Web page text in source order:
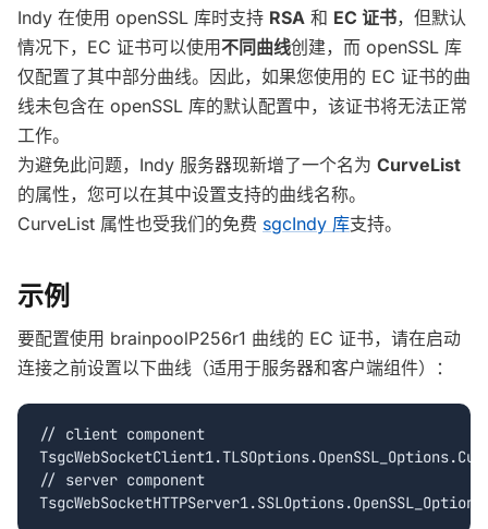
Indy 在使用 openSSL 库时支持 RSA 和 EC 证书，但默认
情况下，EC 证书可以使用不同曲线创建，而 openSSL 库
仅配置了其中部分曲线。因此，如果您使用的 EC 证书的曲
线未包含在 openSSL 库的默认配置中，该证书将无法正常
工作。
为避免此问题，Indy 服务器现新增了一个名为 CurveList
的属性，您可以在其中设置支持的曲线名称。
CurveList 属性也受我们的免费 sgcIndy 库支持。
示例
要配置使用 brainpoolP256r1 曲线的 EC 证书，请在启动
连接之前设置以下曲线（适用于服务器和客户端组件）：
// client component
// server component